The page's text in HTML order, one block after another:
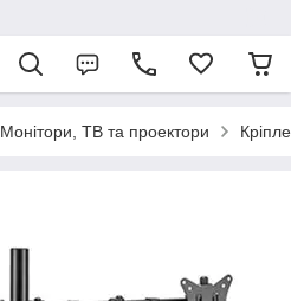
Монітори, ТВ та проектори